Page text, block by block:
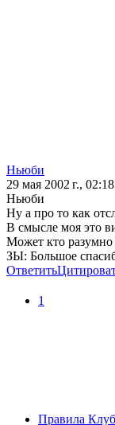
Ньюби
29 мая 2002 г.,
Ньюби
Ну а про то как
В смысле моя это
Может кто разумно
ЗЫ: Большое
Ответить
1
Правила